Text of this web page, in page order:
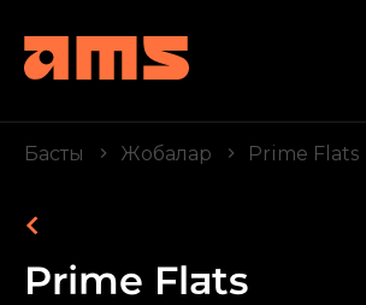
Басты Жобалар Prime Flats
Prime Flats